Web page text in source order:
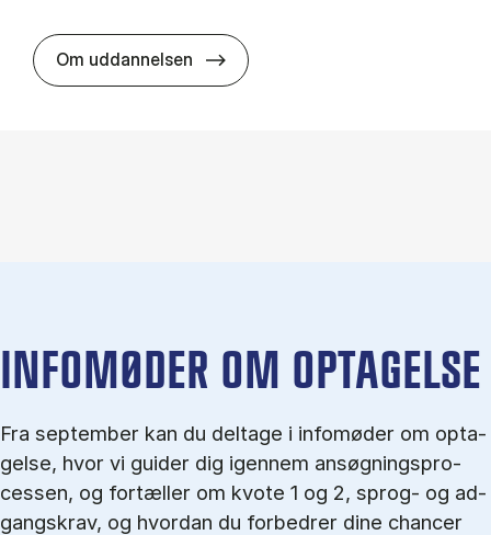
Om uddannelsen HA(psyk.) - erhvervs­økonomi og
IN­FO­MØ­DER OM OP­TA­GEL­SE
Fra september kan du del­tage i in­fo­mø­der om op­ta­
gel­se, hvor vi gu­i­der dig igen­nem an­søg­nings­pro­
ces­sen, og for­tæl­ler om kvo­te 1 og 2, sprog- og ad­
gangs­krav, og hvordan du forbedrer dine chancer